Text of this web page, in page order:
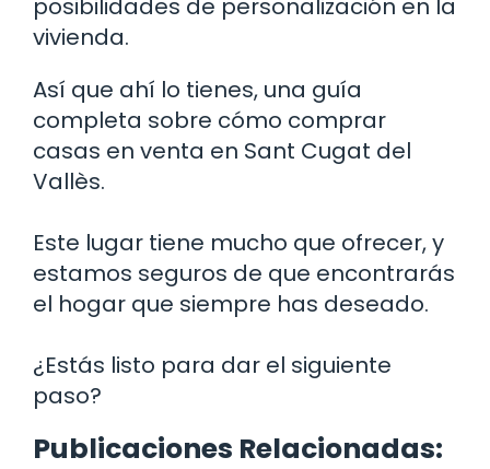
posibilidades de personalización en la
vivienda.
Así que ahí lo tienes, una guía
completa sobre cómo comprar
casas en venta en Sant Cugat del
Vallès.
Este lugar tiene mucho que ofrecer, y
estamos seguros de que encontrarás
el hogar que siempre has deseado.
¿Estás listo para dar el siguiente
paso?
Publicaciones Relacionadas: